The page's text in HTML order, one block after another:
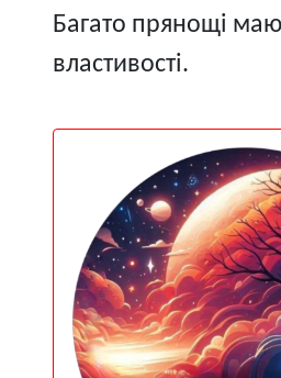
Багато прянощі
властивості.